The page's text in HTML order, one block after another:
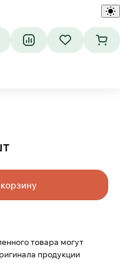
товара могут
продукции